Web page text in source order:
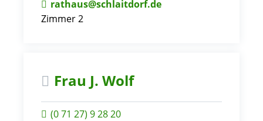
rathaus@schlaitdorf.de
Zimmer 2
Frau J. Wolf
(0 71 27) 9 28 20